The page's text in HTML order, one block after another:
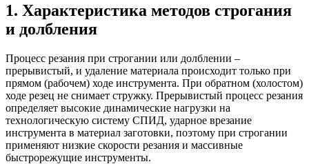
1. Характеристика методов строгания
и долбления
Процесс резания при строгании или долблении –
прерывистый, и удаление материала происходит только при
прямом (рабочем) ходе инструмента. При обратном (холостом)
ходе резец не снимает стружку. Прерывистый процесс резания
определяет высокие динамические нагрузки на
технологическую систему СПИД, ударное врезание
инструмента в материал заготовки, поэтому при строгании
применяют низкие скорости резания и массивные
быстрорежущие инструменты.